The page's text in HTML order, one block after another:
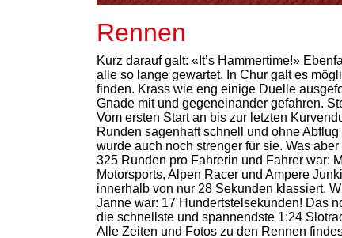
Rennen
Kurz darauf galt: «It’s Hammertime!»
alle so lange gewartet. In Chur galt es
finden. Krass wie eng einige Duelle
Gnade mit und gegeneinander gefahren.
Vom ersten Start an bis zur letzten
Runden sagenhaft schnell und ohne
wurde auch noch strenger für sie. Was
325 Runden pro Fahrerin und Fahrer war:
Motorsports, Alpen Racer und Ampere
innerhalb von nur 28 Sekunden klassiert.
Janne war: 17 Hundertstelsekunden! Das
die schnellste und spannendste 1:24
Alle Zeiten und Fotos zu den Rennen